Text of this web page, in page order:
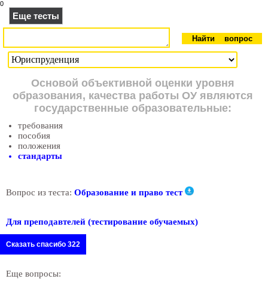
0
Еще тесты
Основой объективной оценки уровня
образования, качества работы ОУ являются
государственные образовательные:
требования
пособия
положения
стандарты
Вопрос из теста: Образование и право тест
Для преподавтелей (тестирование обучаемых)
Сказать спасибо 322
Еще вопросы: